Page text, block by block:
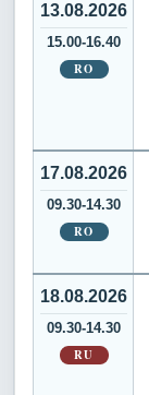
13.08.2026
15.00-16.40
RO
17.08.2026
09.30-14.30
RO
18.08.2026
09.30-14.30
RU